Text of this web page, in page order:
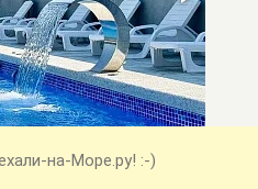
на-Море.ру! :-)